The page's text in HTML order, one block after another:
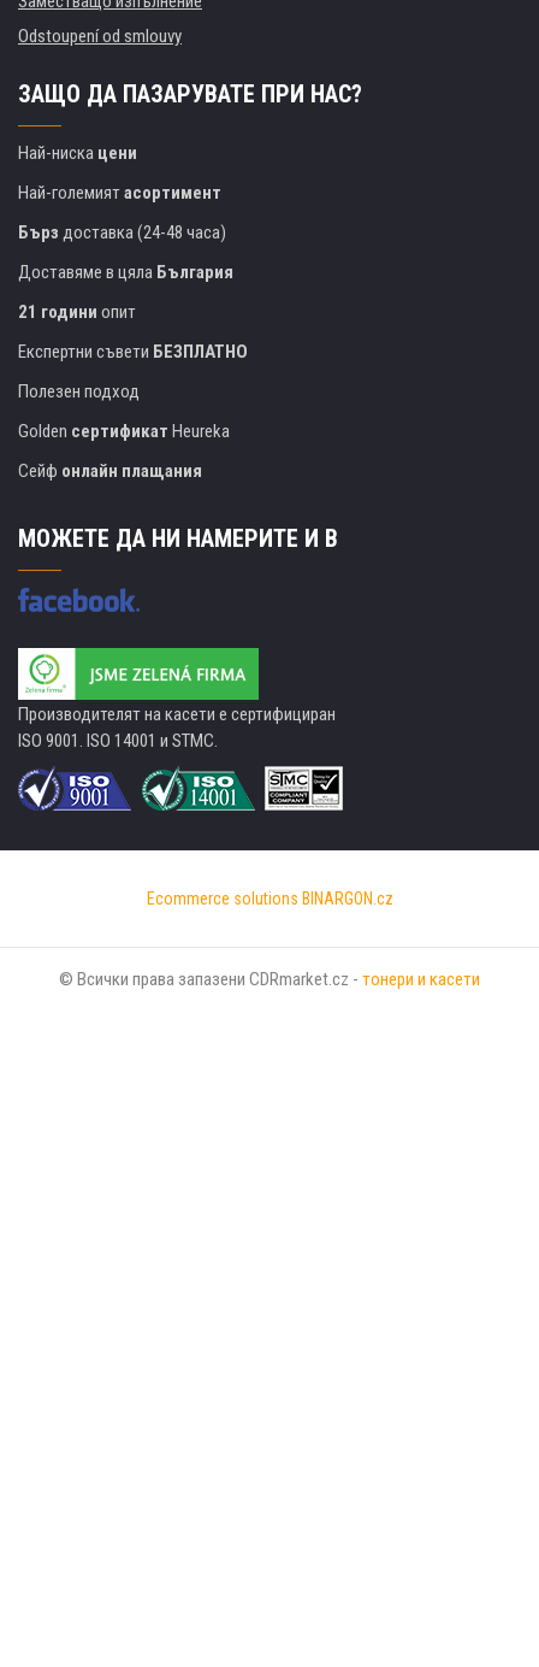
Odstoupení od smlouvy
ЗАЩО ДА ПАЗАРУВАТЕ ПРИ НАС?
Най-ниска цени
Най-големиятасортимент
Бърз доставка (24-48 часа)
Доставяме в цяла България
21 години опит
Експертни съвети БЕЗПЛАТНО
Полезен подход
Golden сертификат Heureka
Сейф онлайн плащания
МОЖЕТЕ ДА НИ НАМЕРИТЕ И В
Производителят на касети е сертифициран
ISO 9001. ISO 14001 и STMC.
Ecommerce solutions BINARGON.cz
© Всички права запазени CDRmarket.cz - тонери и касети